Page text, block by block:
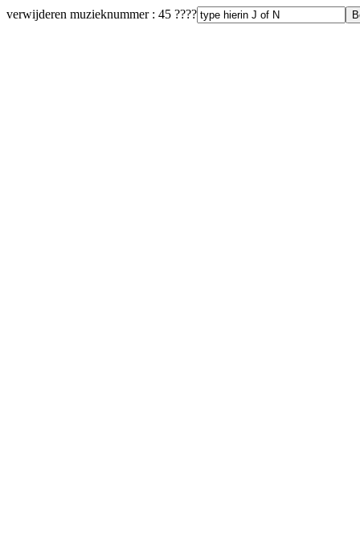
verwijderen muzieknummer : 45 ????